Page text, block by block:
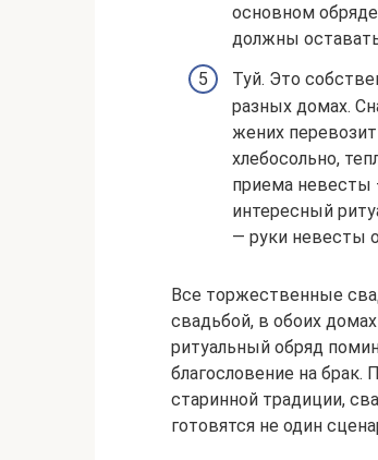
основном
должны
Туй. Это
разных домах.
жених
хлебосольно,
приема невесты
интересный
— руки невесты
Все торжественные
свадьбой, в обоих
ритуальный обряд
благословение на
старинной традиции,
готовятся не один